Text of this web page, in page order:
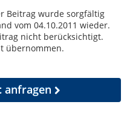
Beitrag wurde sorgfältig
vom 04.10.2011 wieder.
nicht berücksichtigt.
übernommen.
anfragen